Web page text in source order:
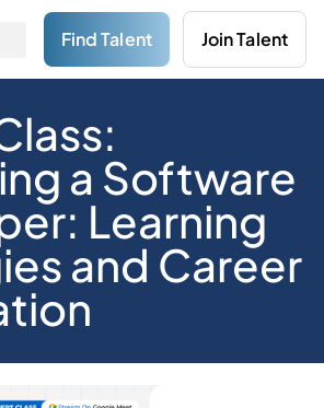
Find Talent Join Talent
a Software
Learning
and Career